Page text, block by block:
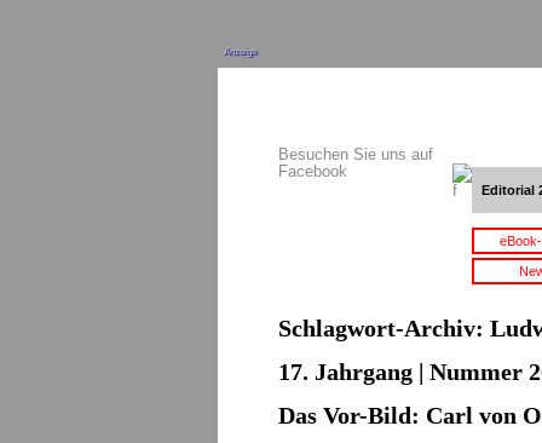
Anzeige
Besuchen Sie uns auf
Facebook
Editorial
Schlagwort-Archiv:
17. Jahrgang | Nummer
Das Vor-Bild: Carl von